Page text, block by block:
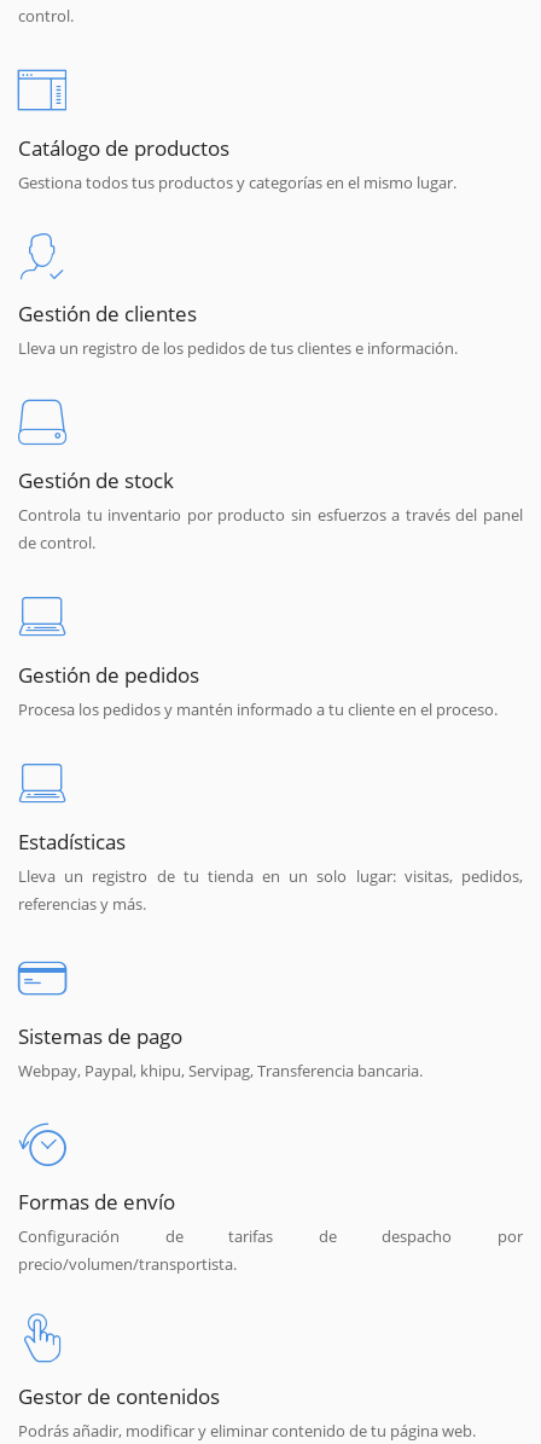
control.
Catálogo de productos
Gestiona todos tus productos y categorías en el mismo lugar.
Gestión de clientes
Lleva un registro de los pedidos de tus clientes e información.
Gestión de stock
Controla tu inventario por producto sin esfuerzos a través del panel
de control.
Gestión de pedidos
Procesa los pedidos y mantén informado a tu cliente en el proceso.
Estadísticas
Lleva un registro de tu tienda en un solo lugar: visitas, pedidos,
referencias y más.
Sistemas de pago
Webpay, Paypal, khipu, Servipag, Transferencia bancaria.
Formas de envío
Configuración de tarifas de despacho por
precio/volumen/transportista.
Gestor de contenidos
Podrás añadir, modificar y eliminar contenido de tu página web.